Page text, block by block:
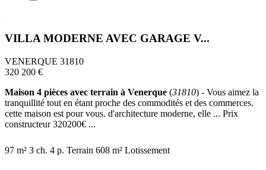
VILLA MODERNE AVEC GARAGE V...
VENERQUE 31810
320 200 €
Maison 4 pièces avec terrain à Venerque (31810) - Vous aimez la
tranquillité tout en étant proche des commodités et des commerces.
cette maison est pour vous. d'architecture moderne, elle ... Prix
constructeur 320200€ ...
97 m² 3 ch. 4 p. Terrain 608 m² Lotissement